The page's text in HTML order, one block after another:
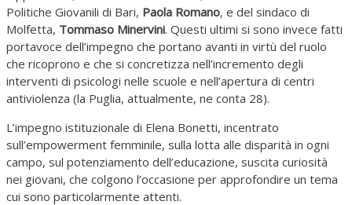
Politiche Giovanili di Bari, Paola Romano, e del sindaco di
Molfetta, Tommaso Minervini. Questi ultimi si sono invece fatti
portavoce dell’impegno che portano avanti in virtù del ruolo
che ricoprono e che si concretizza nell’incremento degli
interventi di psicologi nelle scuole e nell’apertura di centri
antiviolenza (la Puglia, attualmente, ne conta 28).
L’impegno istituzionale di Elena Bonetti, incentrato
sull’empowerment femminile, sulla lotta alle disparità in ogni
campo, sul potenziamento dell’educazione, suscita curiosità
nei giovani, che colgono l’occasione per approfondire un tema
cui sono particolarmente attenti.